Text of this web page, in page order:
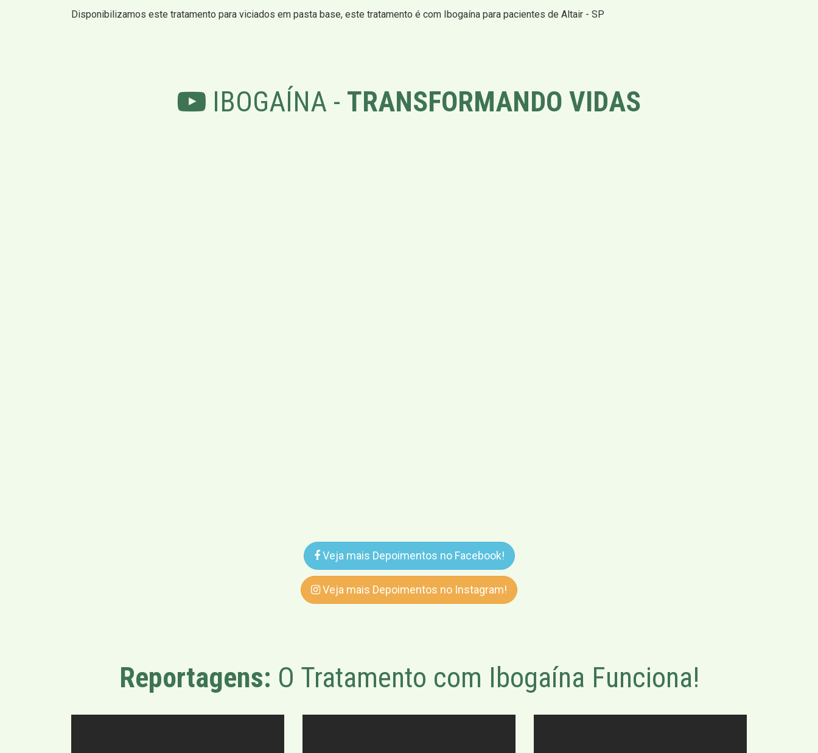
Disponibilizamos este tratamento para viciados em pasta base, este tratamento é com Ibogaína para pacientes de Altair - SP
IBOGAÍNA - TRANSFORMANDO VIDAS
Veja mais Depoimentos no Facebook!
Veja mais Depoimentos no Instagram!
Reportagens: O Tratamento com Ibogaína Funciona!